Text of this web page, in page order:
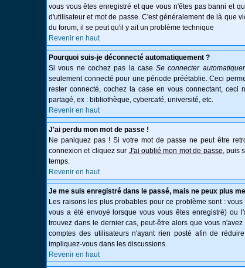
vous vous êtes enregistré et que vous n'êtes pas banni et
d'utilisateur et mot de passe. C'est généralement de là que
du forum, il se peut qu'il y ait un problème technique
Revenir en haut
Pourquoi suis-je déconnecté automatiquement ?
Si vous ne cochez pas la caseSe connecter
seulement connecté pour une période préétablie. Ceci
rester connecté, cochez la case en vous connectant,
partagé, ex : bibliothèque, cybercafé, université, etc.
Revenir en haut
J'ai perdu mon mot de passe !
Ne paniquez pas ! Si votre mot de passe ne peut être
connexion et cliquez sur J'ai oublié mon mot de passe, puis
temps.
Revenir en haut
Je me suis enregistré dans le passé, mais ne peux plus
Les raisons les plus probables pour ce problème sont :
vous a été envoyé lorsque vous vous êtes enregistré) ou
trouvez dans le dernier cas, peut-être alors que vous
comptes des utilisateurs n'ayant rien posté afin de
impliquez-vous dans les discussions.
Revenir en haut